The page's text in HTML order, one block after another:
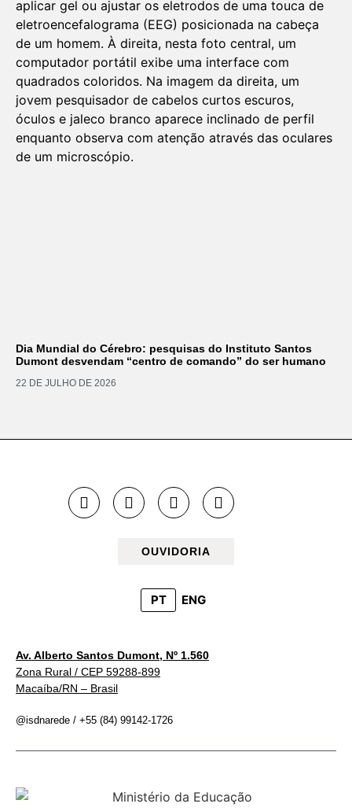
Dia Mundial do Cérebro: pesquisas do Instituto Santos
Dumont desvendam “centro de comando” do ser humano
22 DE JULHO DE 2026
OUVIDORIA
PT ENG
Av. Alberto Santos Dumont, Nº 1.560
Zona Rural / CEP 59288-899
Macaíba/RN – Brasil
@isdnarede / +55 (84) 99142-1726